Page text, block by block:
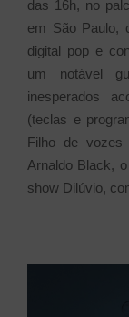
das 16h, no
em São Paulo,
digital pop e
um notável
inesperados
(teclas e
Filho de vozes
Arnaldo Black,
show Dilúvio,